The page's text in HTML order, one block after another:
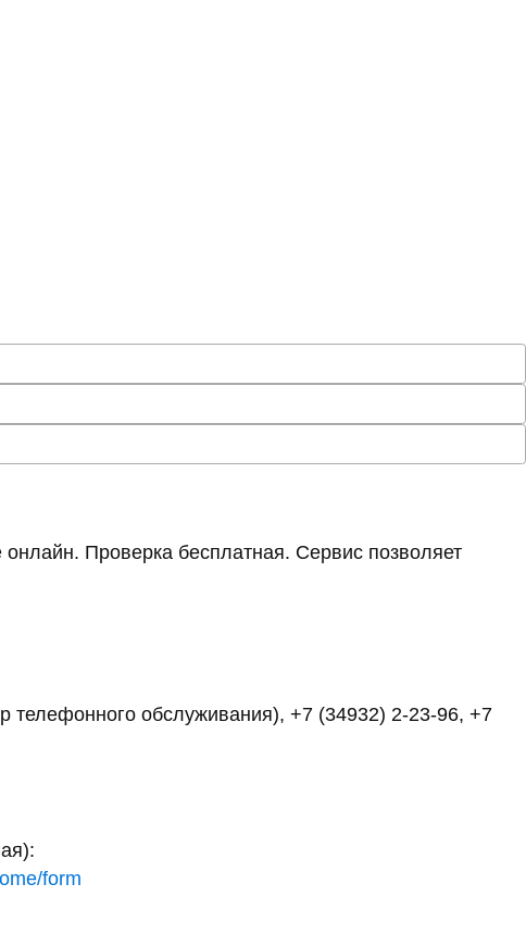
Проверка бесплатная. Сервис позволяет
телефонного обслуживания), +7 (34932) 2-23-96, +7
form